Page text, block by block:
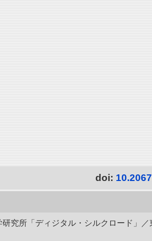
doi:
究所「ディジタル・シルクロード」／